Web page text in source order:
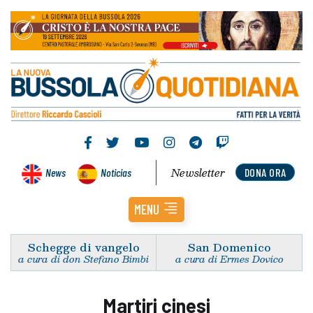
News Noticias DONA ORA
Newsletter
MENU
Schegge di vangelo
a cura di don Stefano Bimbi
San Domenico
a cura di Ermes Dovico
Martiri cinesi